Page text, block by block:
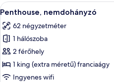
A
következő
szoba
összes
képének
megtekintése:
Penthouse,
5
Penthouse, nemdohányzó
62 négyzetméter
1 hálószoba
2 férőhely
1 king (extra méretű) franciaágy
Ingyenes wifi